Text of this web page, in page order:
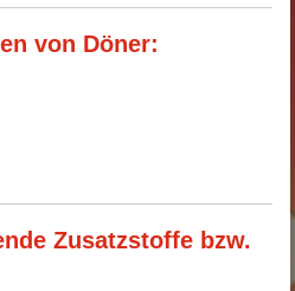
von Döner:
Zusatzstoffe bzw.